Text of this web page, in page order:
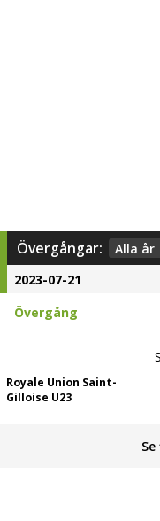
Övergångar: Alla år
2023-07-21
Övergång
Royale Union Saint­-
Gilloise U23